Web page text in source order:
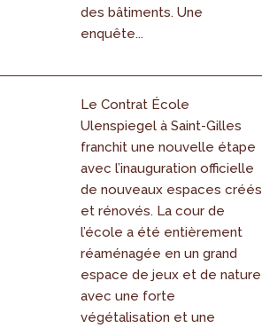
des bâtiments. Une
enquête...
Le Contrat École
Ulenspiegel à Saint-Gilles
franchit une nouvelle étape
avec l’inauguration officielle
de nouveaux espaces créés
et rénovés. La cour de
l’école a été entièrement
réaménagée en un grand
espace de jeux et de nature
avec une forte
végétalisation et une